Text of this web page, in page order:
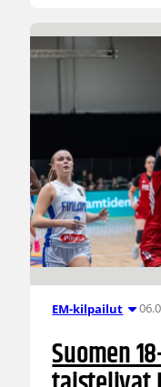
EM-kilpailut
Suomen